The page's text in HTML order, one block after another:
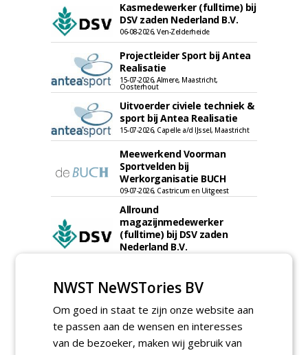
Kasmedewerker (fulltime) bij
DSV zaden Nederland B.V.
06-08-2026, Ven-Zelderheide
Projectleider Sport bij Antea
Realisatie
15-07-2026, Almere, Maastricht,
Oosterhout
Uitvoerder civiele techniek &
sport bij Antea Realisatie
15-07-2026, Capelle a/d IJssel, Maastricht
Meewerkend Voorman
Sportvelden bij
Werkorganisatie BUCH
09-07-2026, Castricum en Uitgeest
Allround
magazijnmedewerker
(fulltime) bij DSV zaden
Nederland B.V.
Boomtotaalzorg32-40 uur
Boominspecteur bij
Boomtotaalzorg24-40 uur
30-07-2026, Schalkwijk
NWST NeWSTories BV
Om goed in staat te zijn onze website aan
te passen aan de wensen en interesses
van de bezoeker, maken wij gebruik van